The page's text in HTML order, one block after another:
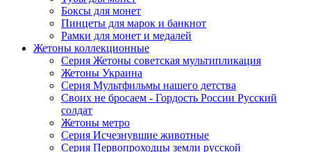
Боксы для монет
Пинцеты для марок и банкнот
Рамки для монет и медалей
Жетоны коллекционные
Серия Жетоны советская мультипликация
Жетоны Украина
Серия Мультфильмы нашего детства
Своих не бросаем - Гордость России Русский
солдат
Жетоны метро
Серия Исчезнувшие животные
Серия Первопроходцы земли русской